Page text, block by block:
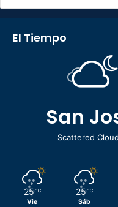
El Tiempo
San
Scattered
25 ℃
Vie
25 ℃
Sáb